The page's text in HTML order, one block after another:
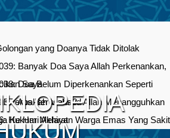
yang Doanya Tidak Ditolak
Banyak Doa Saya Allah Perkenankan,
Saya
Doa Belum Diperkenankan Seperti
Terus Berusaha?
Apakah Maksud Allah Menangguhkan
Ke Hari Akhirat
Hukum Melayan Warga Emas Yang Sakit